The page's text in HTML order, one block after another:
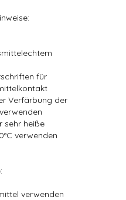
für
Verfärbung der
sehr heiße
verwenden
verwenden